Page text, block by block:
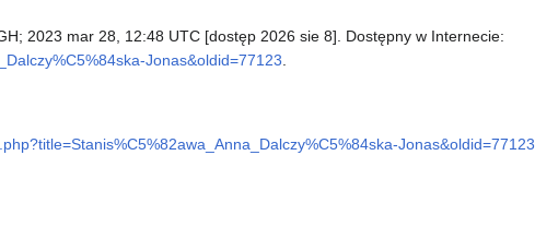
2023 mar 28, 12:48 UTC [dostęp 2026 sie 8]. Dostępny w Internecie:
Jonas&oldid=77123
Jonas&oldid=77123